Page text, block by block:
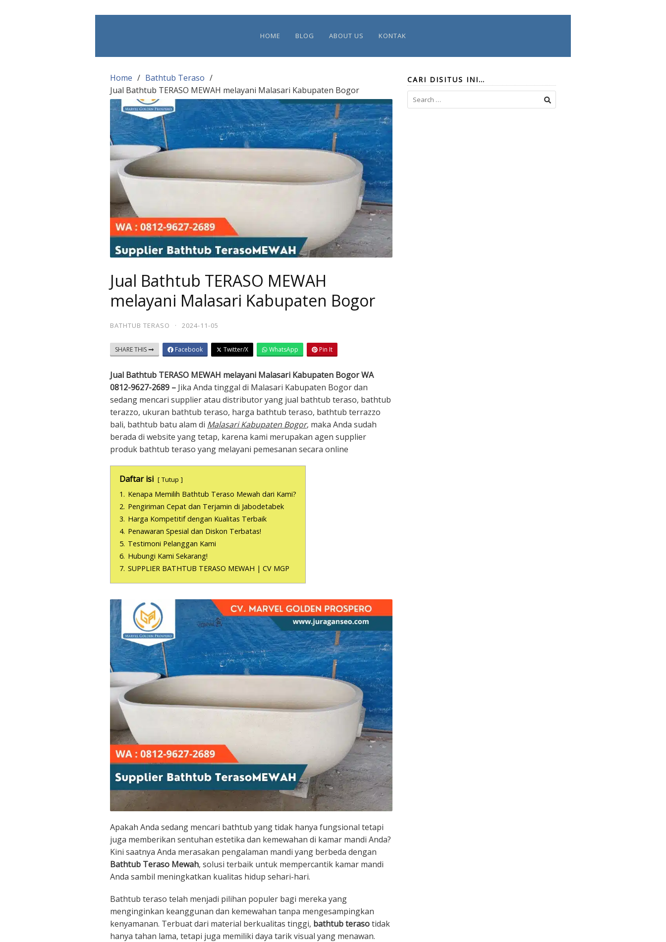
HOME BLOG ABOUT US KONTAK
Home
Bathtub Teraso
Jual Bathtub TERASO MEWAH melayani Malasari Kabupaten Bogor
Jual Bathtub TERASO MEWAH
melayani Malasari Kabupaten Bogor
BATHTUB TERASO · 2024-11-05
SHARE THIS Facebook Twitter/X WhatsApp Pin It
Jual Bathtub TERASO MEWAH melayani Malasari Kabupaten Bogor WA
0812-9627-2689 – Jika Anda tinggal di Malasari Kabupaten Bogor dan
sedang mencari supplier atau distributor yang jual bathtub teraso, bathtub
terazzo, ukuran bathtub teraso, harga bathtub teraso, bathtub terrazzo
bali, bathtub batu alam di Malasari Kabupaten Bogor, maka Anda sudah
berada di website yang tetap, karena kami merupakan agen supplier
produk bathtub teraso yang melayani pemesanan secara online
Daftar isi Tutup
1. Kenapa Memilih Bathtub Teraso Mewah dari Kami?
2. Pengiriman Cepat dan Terjamin di Jabodetabek
3. Harga Kompetitif dengan Kualitas Terbaik
4. Penawaran Spesial dan Diskon Terbatas!
5. Testimoni Pelanggan Kami
6. Hubungi Kami Sekarang!
7. SUPPLIER BATHTUB TERASO MEWAH | CV MGP
Apakah Anda sedang mencari bathtub yang tidak hanya fungsional tetapi
juga memberikan sentuhan estetika dan kemewahan di kamar mandi Anda?
Kini saatnya Anda merasakan pengalaman mandi yang berbeda dengan
Bathtub Teraso Mewah, solusi terbaik untuk mempercantik kamar mandi
Anda sambil meningkatkan kualitas hidup sehari-hari.
Bathtub teraso telah menjadi pilihan populer bagi mereka yang
menginginkan keanggunan dan kemewahan tanpa mengesampingkan
kenyamanan. Terbuat dari material berkualitas tinggi, bathtub terasotidak
hanya tahan lama, tetapi juga memiliki daya tarik visual yang menawan.
CARI DISITUS INI…
Search
for: